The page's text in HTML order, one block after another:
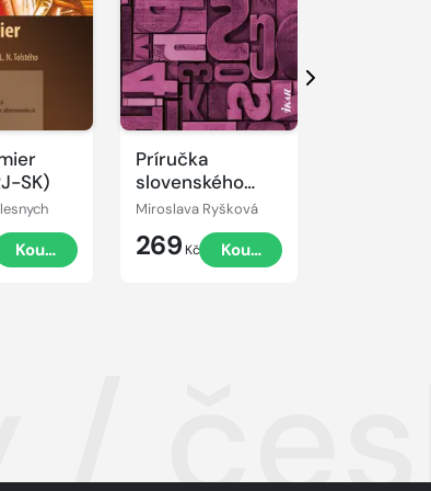
SK)
Koupit
Príručka
slovenského
jazyka pre
každého
Miroslava Ryšková
269 Kč Koupit
Další
/